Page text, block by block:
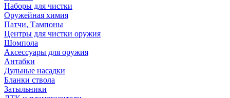
Наборы для чистки
Оружейная химия
Патчи, Тампоны
Центры для чистки оружия
Шомпола
Аксессуары для оружия
Антабки
Дульные насадки
Бланки ствола
Затыльники